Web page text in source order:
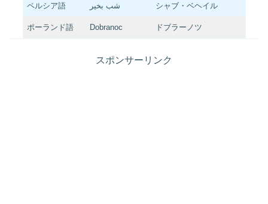
ペルシア語 شب بخیر シャブ・ベヘイル
ポーランド語 Dobranoc ドブラーノツ
スポンサーリンク